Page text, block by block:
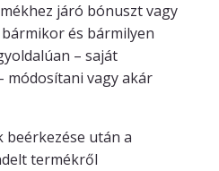
járó bónuszt vagy
és bármilyen
– saját
módosítani vagy akár
beérkezése után a
termékről